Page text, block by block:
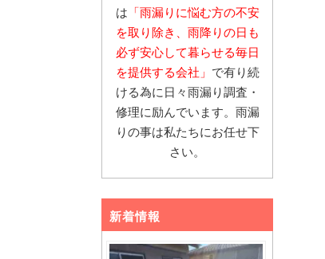
は 「雨漏りに悩む方の不安
を取り除き、雨降りの日も
必ず安心して暮らせる毎日
を提供する会社」 で有り続
ける為に日々雨漏り調査・
修理に励んでいます。雨漏
りの事は私たちにお任せ下
さい。
新着情報